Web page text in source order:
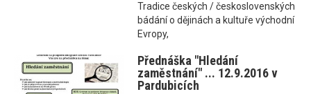
Tradice českých / československých
bádání o dějinách a kultuře východní
Evropy,
Přednáška "Hledání
zaměstnání" ... 12.9.2016 v
Pardubicích